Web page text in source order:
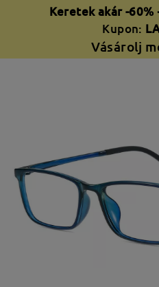
Keretek akár -60%
Kupon:
Vásárolj